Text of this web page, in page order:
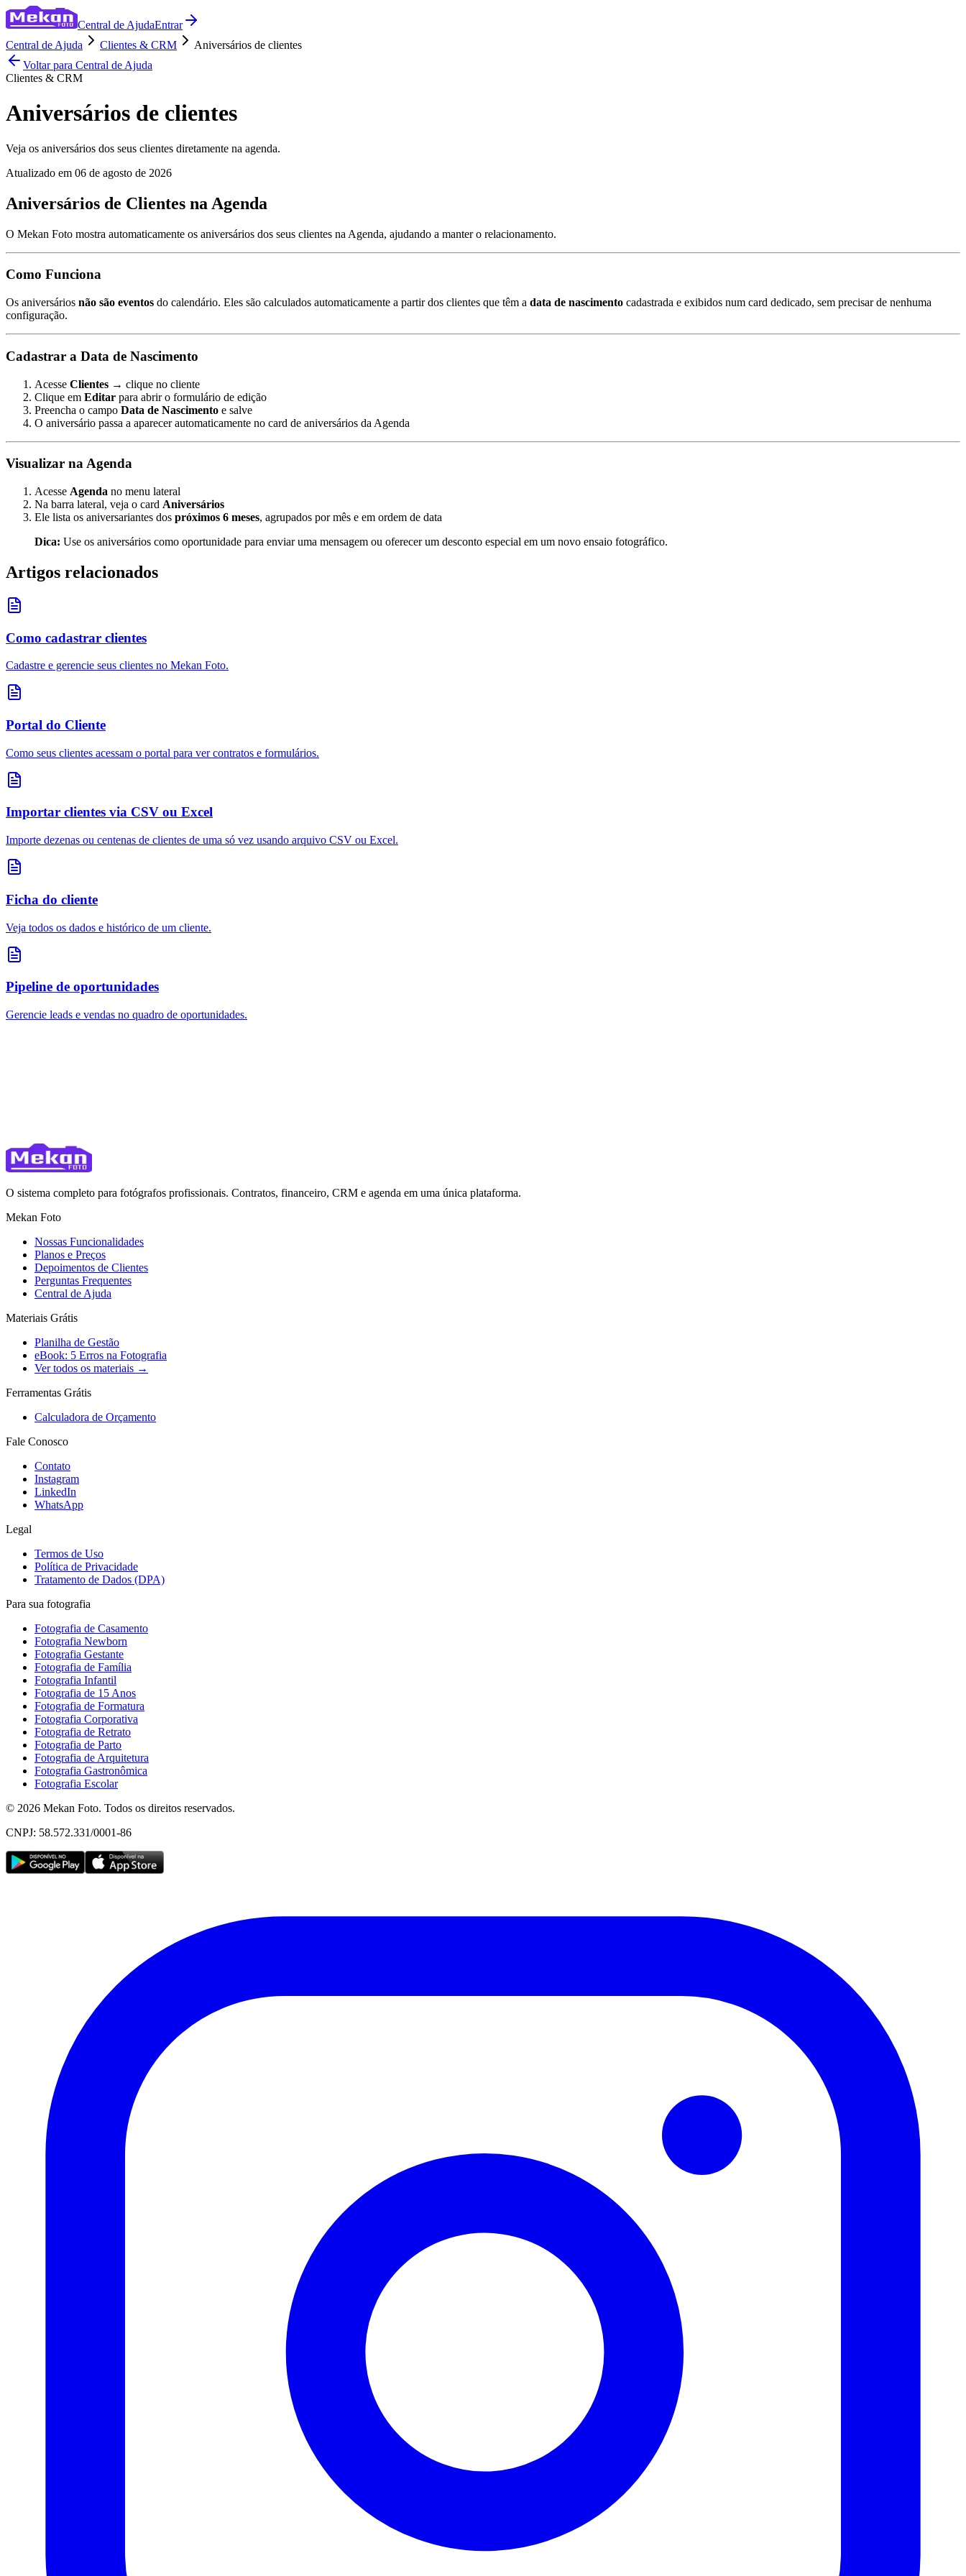
Central de AjudaEntrar
Central de Ajuda
Clientes & CRM
Aniversários de clientes
Voltar para Central de Ajuda
Clientes & CRM
Aniversários de clientes
Veja os aniversários dos seus clientes diretamente na agenda.
Atualizado em 06 de agosto de 2026
Aniversários de Clientes na Agenda
O Mekan Foto mostra automaticamente os aniversários dos seus clientes na Agenda, ajudando a manter o relacionamento.
Como Funciona
Os aniversários não são eventos do calendário. Eles são calculados automaticamente a partir dos clientes que têm a data de nascimento cadastrada e exibidos num card dedicado, sem precisar de nenhuma
configuração.
Cadastrar a Data de Nascimento
Acesse Clientes → clique no cliente
Clique em Editar para abrir o formulário de edição
Preencha o campo Data de Nascimento e salve
O aniversário passa a aparecer automaticamente no card de aniversários da Agenda
Visualizar na Agenda
Acesse Agenda no menu lateral
Na barra lateral, veja o card Aniversários
Ele lista os aniversariantes dos próximos 6 meses, agrupados por mês e em ordem de data
Dica: Use os aniversários como oportunidade para enviar uma mensagem ou oferecer um desconto especial em um novo ensaio fotográfico.
Artigos relacionados
Como cadastrar clientes
Cadastre e gerencie seus clientes no Mekan Foto.
Portal do Cliente
Como seus clientes acessam o portal para ver contratos e formulários.
Importar clientes via CSV ou Excel
Importe dezenas ou centenas de clientes de uma só vez usando arquivo CSV ou Excel.
Ficha do cliente
Veja todos os dados e histórico de um cliente.
Pipeline de oportunidades
Gerencie leads e vendas no quadro de oportunidades.
O sistema completo para fotógrafos profissionais. Contratos, financeiro, CRM e agenda em uma única plataforma.
Mekan Foto
Nossas Funcionalidades
Planos e Preços
Depoimentos de Clientes
Perguntas Frequentes
Central de Ajuda
Materiais Grátis
Planilha de Gestão
eBook: 5 Erros na Fotografia
Ver todos os materiais →
Ferramentas Grátis
Calculadora de Orçamento
Fale Conosco
Contato
Instagram
LinkedIn
WhatsApp
Legal
Termos de Uso
Política de Privacidade
Tratamento de Dados (DPA)
Para sua fotografia
Fotografia de Casamento
Fotografia Newborn
Fotografia Gestante
Fotografia de Família
Fotografia Infantil
Fotografia de 15 Anos
Fotografia de Formatura
Fotografia Corporativa
Fotografia de Retrato
Fotografia de Parto
Fotografia de Arquitetura
Fotografia Gastronômica
Fotografia Escolar
© 2026 Mekan Foto. Todos os direitos reservados.
CNPJ: 58.572.331/0001-86